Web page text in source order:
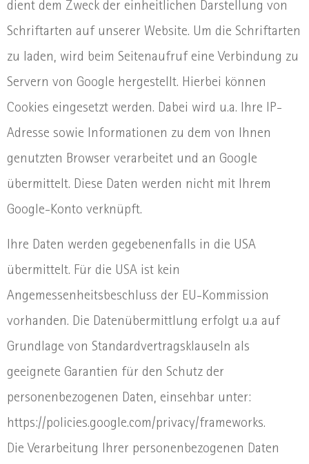
dient dem Zweck der einheitlichen Darstellung von
Schriftarten auf unserer Website. Um die Schriftarten
zu laden, wird beim Seitenaufruf eine Verbindung zu
Servern von Google hergestellt. Hierbei können
Cookies eingesetzt werden. Dabei wird u.a. Ihre IP-
Adresse sowie Informationen zu dem von Ihnen
genutzten Browser verarbeitet und an Google
übermittelt. Diese Daten werden nicht mit Ihrem
Google-Konto verknüpft.
Ihre Daten werden gegebenenfalls in die USA
übermittelt. Für die USA ist kein
Angemessenheitsbeschluss der EU-Kommission
vorhanden. Die Datenübermittlung erfolgt u.a auf
Grundlage von Standardvertragsklauseln als
geeignete Garantien für den Schutz der
personenbezogenen Daten, einsehbar unter:
https://policies.google.com/privacy/frameworks.
Die Verarbeitung Ihrer personenbezogenen Daten